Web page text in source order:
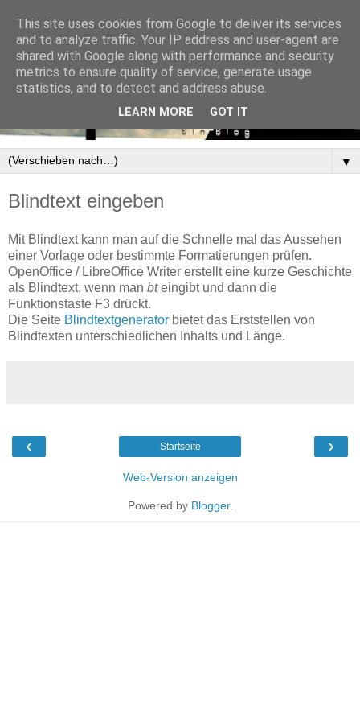
▼
Blindtext eingeben
Mit Blindtext kann man auf die Schnelle mal das Aussehen
einer Vorlage oder bestimmte Formatierungen prüfen.
OpenOffice / LibreOffice Writer erstellt eine kurze Geschichte
als Blindtext, wenn man bteingibt und dann die
Funktionstaste F3 drückt.
Die Seite Blindtextgenerator bietet das Erststellen von
Blindtexten unterschiedlichen Inhalts und Länge.
‹ ›
Startseite
Web-Version anzeigen
Powered by Blogger.
This site uses cookies from Google to deliver its services
and to analyze traffic. Your IP address and user-agent are
shared with Google along with performance and security
metrics to ensure quality of service, generate usage
statistics, and to detect and address abuse.
LEARN MORE GOT IT